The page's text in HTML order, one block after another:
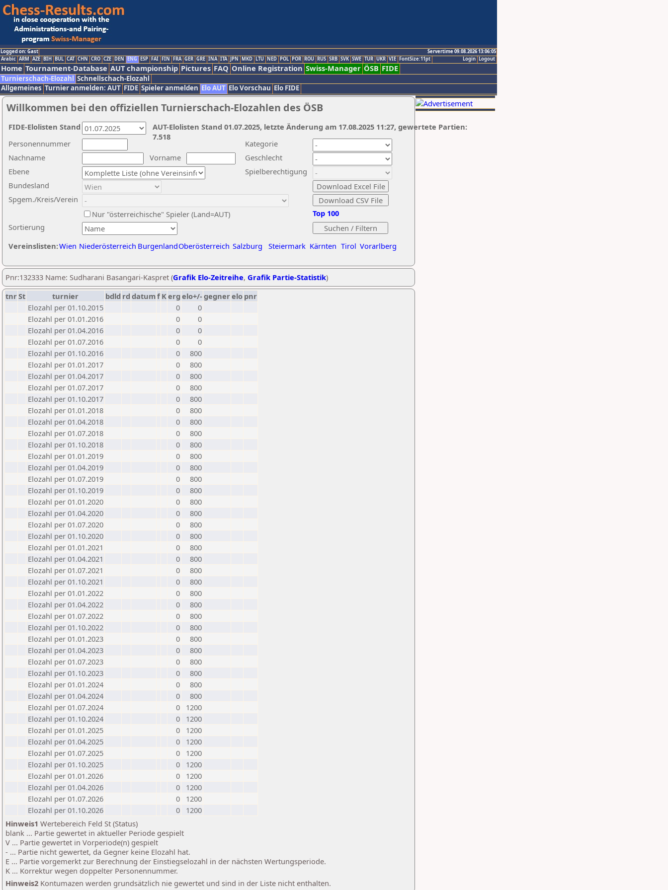
Logged on: Gast
Servertime 09.08.2026 13:06:05
Logout
Login
Arabic ARM AZE BIH BUL CAT CHN CRO CZE DEN ENG ESP FAI FIN FRA GER GRE INA ITA JPN MKD LTU NED POL POR ROU RUS SRB SVK SWE TUR UKR VIE FontSize:11pt
Home Tournament-Database AUT championship Pictures FAQ Online Registration Swiss-Manager ÖSB FIDE
Turnierschach-Elozahl Schnellschach-Elozahl
Allgemeines Turnier anmelden: AUT FIDE Spieler anmelden Elo AUT Elo Vorschau Elo FIDE
Willkommen bei den offiziellen Turnierschach-Elozahlen des ÖSB
Nachname
Vorname
Ebene
Kategorie
Sortierung
Personennummer
Bundesland
Spgem./Kreis/Verein
Geschlecht
Nur "österreichische" Spieler (Land=AUT)
Spielberechtigung
Vereinslisten:Wien Niederösterreich BurgenlandOberösterreich Salzburg Steiermark Kärnten Tirol Vorarlberg
Top 100
AUT-Elolisten Stand 01.07.2025, letzte Änderung am 17.08.2025 11:27, gewertete Partien:
7.518
FIDE-Elolisten Stand
Pnr:132333 Name: Sudharani Basangari-Kaspret (Grafik Elo-Zeitreihe, Grafik Partie-Statistik)
tnrSt turnier bdld rd datumf Kerg elo+/-gegnerelo pnr
Elozahl per 01.10.2015
0
0
Elozahl per 01.01.2016
0
0
Elozahl per 01.04.2016
0
0
Elozahl per 01.07.2016
0
0
Elozahl per 01.10.2016
0
800
Elozahl per 01.01.2017
0
800
Elozahl per 01.04.2017
0
800
Elozahl per 01.07.2017
0
800
Elozahl per 01.10.2017
0
800
Elozahl per 01.01.2018
0
800
Elozahl per 01.04.2018
0
800
Elozahl per 01.07.2018
0
800
Elozahl per 01.10.2018
0
800
Elozahl per 01.01.2019
0
800
Elozahl per 01.04.2019
0
800
Elozahl per 01.07.2019
0
800
Elozahl per 01.10.2019
0
800
Elozahl per 01.01.2020
0
800
Elozahl per 01.04.2020
0
800
Elozahl per 01.07.2020
0
800
Elozahl per 01.10.2020
0
800
Elozahl per 01.01.2021
0
800
Elozahl per 01.04.2021
0
800
Elozahl per 01.07.2021
0
800
Elozahl per 01.10.2021
0
800
Elozahl per 01.01.2022
0
800
Elozahl per 01.04.2022
0
800
Elozahl per 01.07.2022
0
800
Elozahl per 01.10.2022
0
800
Elozahl per 01.01.2023
0
800
Elozahl per 01.04.2023
0
800
Elozahl per 01.07.2023
0
800
Elozahl per 01.10.2023
0
800
Elozahl per 01.01.2024
0
800
Elozahl per 01.04.2024
0
800
Elozahl per 01.07.2024
0
1200
Elozahl per 01.10.2024
0
1200
Elozahl per 01.01.2025
0
1200
Elozahl per 01.04.2025
0
1200
Elozahl per 01.07.2025
0
1200
Elozahl per 01.10.2025
0
1200
Elozahl per 01.01.2026
0
1200
Elozahl per 01.04.2026
0
1200
Elozahl per 01.07.2026
0
1200
Elozahl per 01.10.2026
0
1200
Hinweis1 Wertebereich Feld St (Status)
blank ... Partie gewertet in aktueller Periode gespielt
V ... Partie gewertet in Vorperiode(n) gespielt
- ... Partie nicht gewertet, da Gegner keine Elozahl hat.
E ... Partie vorgemerkt zur Berechnung der Einstiegselozahl in der nächsten Wertungsperiode.
K ... Korrektur wegen doppelter Personennummer.
Hinweis2 Kontumazen werden grundsätzlich nie gewertet und sind in der Liste nicht enthalten.